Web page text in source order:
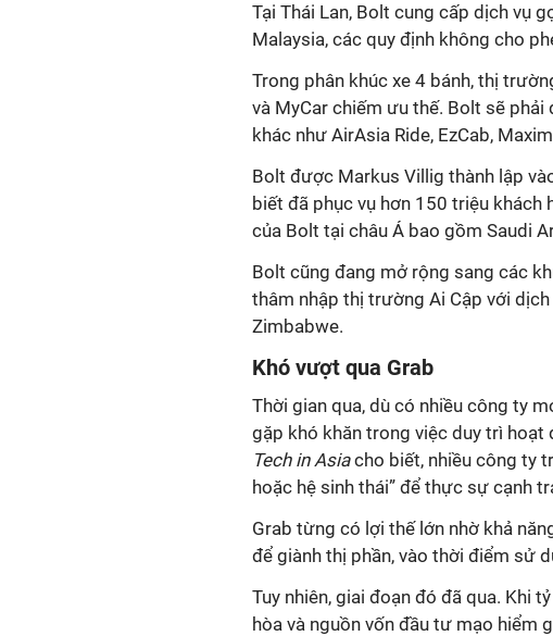
Tại Thái Lan, Bolt cung cấp dịch vụ
Malaysia, các quy định không cho
Trong phân khúc xe 4 bánh, thị
và MyCar chiếm ưu thế. Bolt sẽ
khác như AirAsia Ride, EzCab,
Bolt được Markus Villig thành lập
biết đã phục vụ hơn 150 triệu
của Bolt tại châu Á bao gồm Saudi
Bolt cũng đang mở rộng sang các
thâm nhập thị trường Ai Cập với
Zimbabwe.
Khó vượt qua Grab
Thời gian qua, dù có nhiều công ty
gặp khó khăn trong việc duy trì
Tech in Asiacho biết, nhiều công ty
hoặc hệ sinh thái” để thực sự cạnh
Grab từng có lợi thế lớn nhờ khả
để giành thị phần, vào thời điểm sử
Tuy nhiên, giai đoạn đó đã qua. Khi
hòa và nguồn vốn đầu tư mạo hiểm